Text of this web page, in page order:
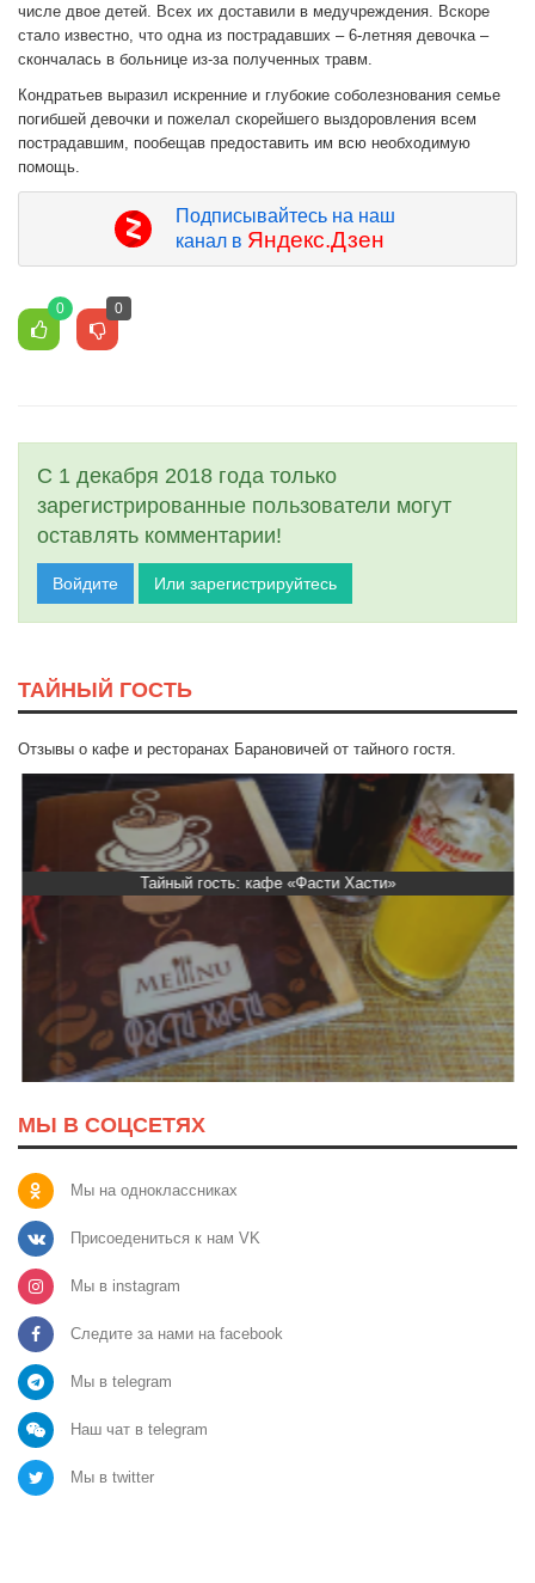
числе двое детей. Всех их доставили в медучреждения. Вскоре
стало известно, что одна из пострадавших – 6-летняя девочка –
скончалась в больнице из-за полученных травм.
Кондратьев выразил искренние и глубокие соболезнования семье
погибшей девочки и пожелал скорейшего выздоровления всем
пострадавшим, пообещав предоставить им всю необходимую
помощь.
Подписывайтесь на наш
канал в Яндекс.Дзен
0 0
С 1 декабря 2018 года только
зарегистрированные пользователи могут
оставлять комментарии!
Войдите Или зарегистрируйтесь
ТАЙНЫЙ ГОСТЬ
Отзывы о кафе и ресторанах Барановичей от тайного гостя.
Тайный гость: кафе «Фасти Хасти»
МЫ В СОЦСЕТЯХ
Мы на одноклассниках
Присоедениться к нам VK
Мы в instagram
Следите за нами на facebook
Мы в telegram
Наш чат в telegram
Мы в twitter